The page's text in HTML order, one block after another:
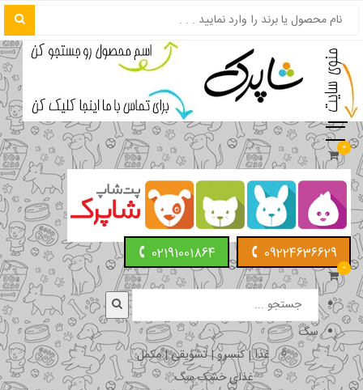
0
09224636629
02191001864
0
سگ
غذا | کنسرو | تشویقی | مکمل
غذای خشک سگ